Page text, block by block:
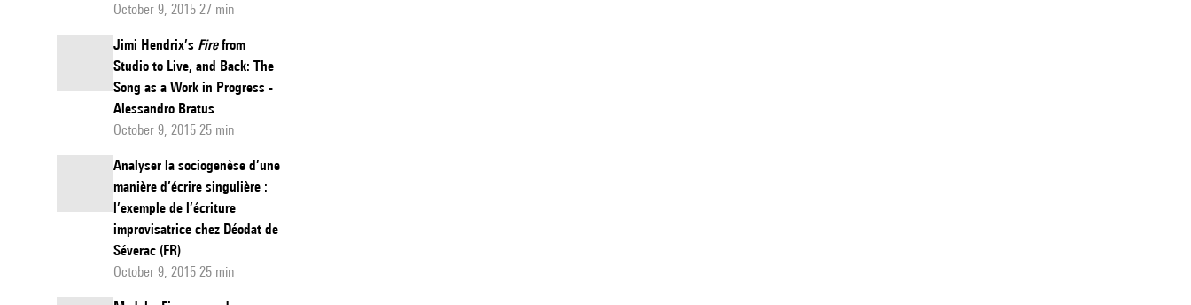
October 9, 2015 27 min
Jimi Hendrix’s Firefrom
Studio to Live, and Back: The
Song as a Work in Progress -
Alessandro Bratus
October 9, 2015 25 min
Analyser la sociogenèse d’une
manière d’écrire singulière :
l’exemple de l’écriture
improvisatrice chez Déodat de
Séverac (FR)
October 9, 2015 25 min